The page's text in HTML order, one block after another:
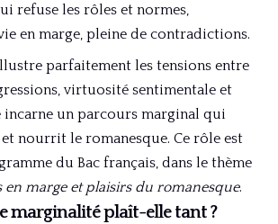
refuse les rôles et normes,
en marge, pleine de contradictions.
parfaitement les tensions entre
virtuosité sentimentale et
incarne un parcours marginal qui
et nourrit le romanesque. Ce rôle est
du Bac français, dans le thème
en marge et plaisirs du romanesque.
marginalité plaît-elle tant ?